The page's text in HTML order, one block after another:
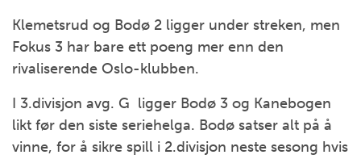
Klemetsrud og Bodø 2 ligger under streken, men
Fokus 3 har bare ett poeng mer enn den
rivaliserende Oslo-klubben.
I 3.divisjon avg. G ligger Bodø 3 og Kanebogen
likt før den siste seriehelga. Bodø satser alt på å
vinne, for å sikre spill i 2.divisjon neste sesong hvis